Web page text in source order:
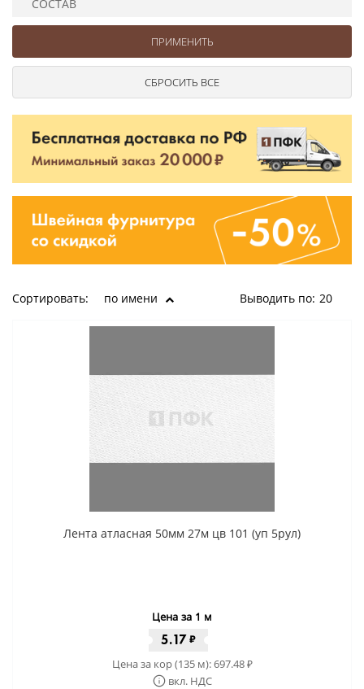
СОСТАВ
Сортировать: по имени Выводить по: 20
Лента атласная 50мм 27м цв 101 (уп 5рул)
Цена за 1 м
5.17 ₽
Цена за кор (135 м):697.48₽
вкл. НДС
Ушковые
Шторные
Цепочки шарики с замком
Ткани
Шнуры